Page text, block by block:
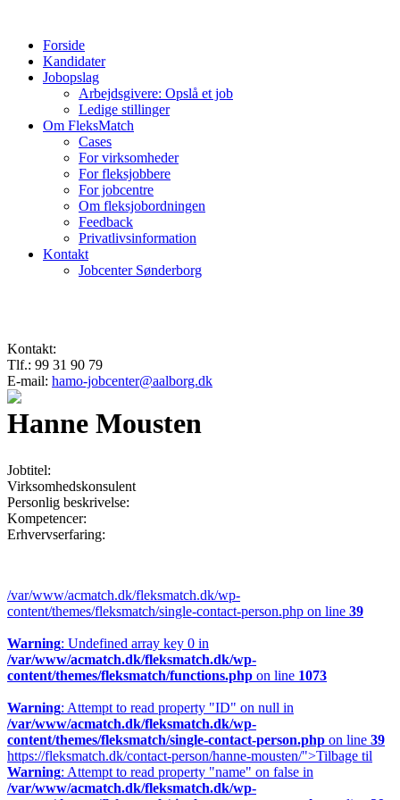
Forside
Kandidater
Jobopslag
Arbejdsgivere: Opslå et job
Ledige stillinger
Om FleksMatch
Cases
For virksomheder
For fleksjobbere
For jobcentre
Om fleksjobordningen
Feedback
Privatlivsinformation
Kontakt
Jobcenter Sønderborg
Kontakt:
Tlf.: 99 31 90 79
E-mail: hamo-jobcenter@aalborg.dk
Hanne Mousten
Jobtitel:
Virksomhedskonsulent
Personlig beskrivelse:
Kompetencer:
Erhvervserfaring:
/var/www/acmatch.dk/fleksmatch.dk/wp-
content/themes/fleksmatch/single-contact-person.php on line 39
Warning: Undefined array key 0 in
/var/www/acmatch.dk/fleksmatch.dk/wp-
content/themes/fleksmatch/functions.php on line 1073
Warning: Attempt to read property "ID" on null in
/var/www/acmatch.dk/fleksmatch.dk/wp-
content/themes/fleksmatch/single-contact-person.php on line 39
https://fleksmatch.dk/contact-person/hanne-mousten/">Tilbage til
Warning: Attempt to read property "name" on false in
/var/www/acmatch.dk/fleksmatch.dk/wp-